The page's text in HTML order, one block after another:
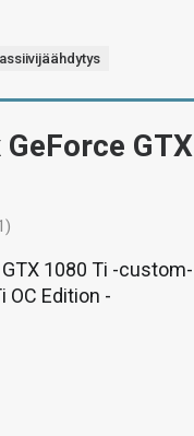
GTX
1080 Ti -custom-
OC Edition -